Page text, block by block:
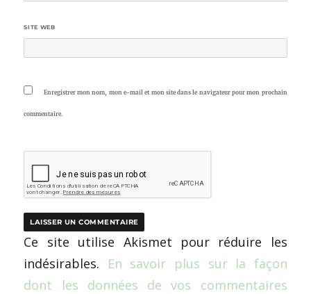
SITE WEB
Enregistrer mon nom, mon e-mail et mon site dans le navigateur pour mon prochain
commentaire.
Ce site utilise Akismet pour réduire les
indésirables. En savoir plus sur la façon
dont les données de vos commentaires